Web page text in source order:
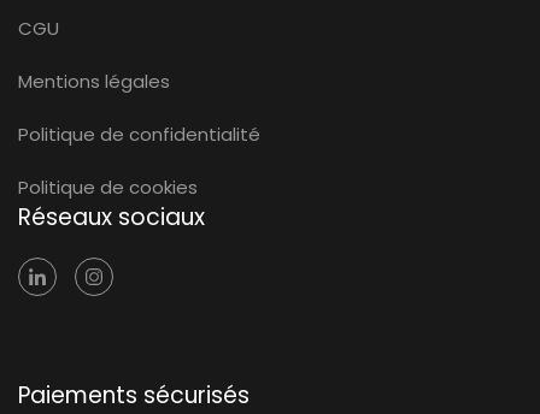
CGU
Mentions légales
Politique de confidentialité
Politique de cookies
Réseaux sociaux
Paiements sécurisés